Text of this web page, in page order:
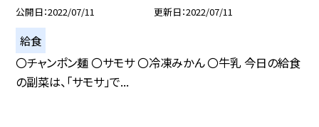
公開日 2022/07/11 更新日 2022/07/11
給食
〇チャンポン麺 〇サモサ 〇冷凍みかん 〇牛乳 今日の給食
の副菜は、「サモサ」で...